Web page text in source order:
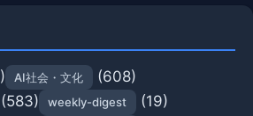
AI社会・文化 (608)
(583) weekly-digest (19)